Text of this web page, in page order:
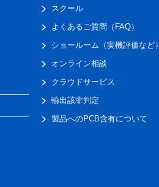
スクール
よくあるご質問（FAQ）
ショールーム（実機評価など）
オンライン相談
クラウドサービス
輸出該非判定
製品へのPCB含有について